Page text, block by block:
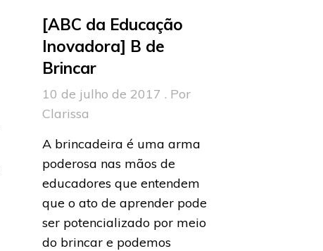
[ABC da Educação
Inovadora] B de
Brincar
10 de julho de 2017 . Por
Clarissa
A brincadeira é uma arma
poderosa nas mãos de
educadores que entendem
que o ato de aprender pode
ser potencializado por meio
do brincar e podemos